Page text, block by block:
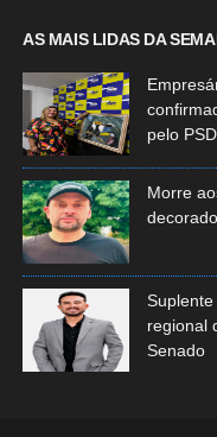
AS MAIS LIDAS DA
pelo
Morre
regional
Senado